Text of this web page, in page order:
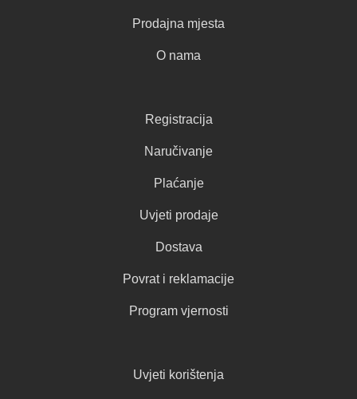
Prodajna mjesta
O nama
Registracija
Naručivanje
Plaćanje
Uvjeti prodaje
Dostava
Povrat i reklamacije
Program vjernosti
Uvjeti korištenja